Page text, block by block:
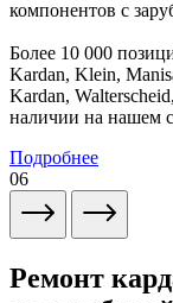
компонентов с
Более 10 000
Kardan, Klein,
Kardan,
наличии на нашем
Подробнее
06
Ремонт